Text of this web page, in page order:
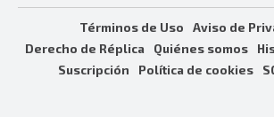
Términos de Uso
Aviso de
Derecho de Réplica
Quiénes somos
Suscripción
Política de cookies